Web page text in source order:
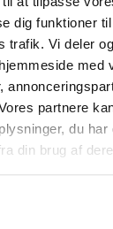
dig funktioner
trafik. Vi deler
med
partnere
du
din brug af
/ Markat
galger og